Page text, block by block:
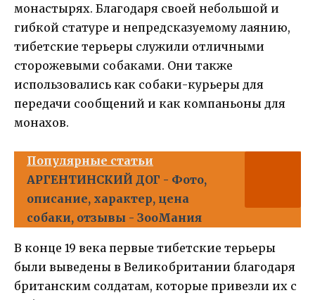
монастырях. Благодаря своей небольшой и
гибкой статуре и непредсказуемому лаянию,
тибетские терьеры служили отличными
сторожевыми собаками. Они также
использовались как собаки-курьеры для
передачи сообщений и как компаньоны для
монахов.
Популярные статьи
АРГЕНТИНСКИЙ ДОГ - Фото,
описание, характер, цена
собаки, отзывы - ЗооМания
В конце 19 века первые тибетские терьеры
были выведены в Великобритании благодаря
британским солдатам, которые привезли их с